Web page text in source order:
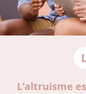
L’altruisme